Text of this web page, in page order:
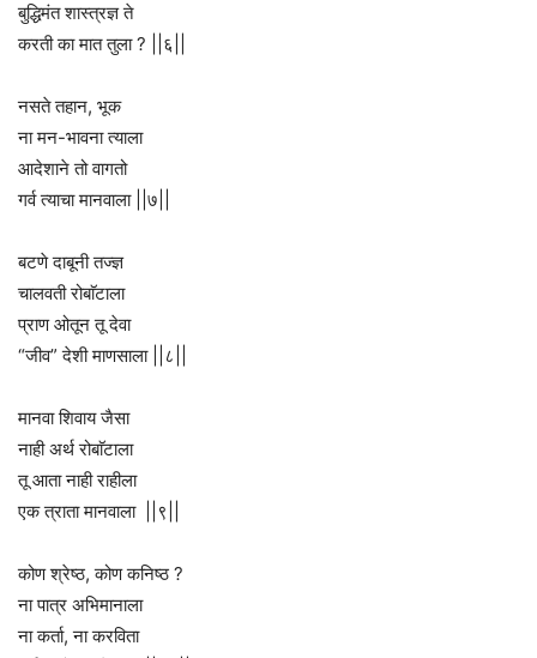
बुद्धिमंत शास्त्रज्ञ ते
करती का मात तुला ? ||६||
नसते तहान, भूक
ना मन-भावना त्याला
आदेशाने तो वागतो
गर्व त्याचा मानवाला ||७||
बटणे दाबूनी तज्ज्ञ
चालवती रोबाॅटाला
प्राण ओतून तू देवा
“जीव” देशी माणसाला ||८||
मानवा शिवाय जैसा
नाही अर्थ रोबाॅटाला
तू आता नाही राहीला
एक त्राता मानवाला ||९||
कोण श्रेष्ठ, कोण कनिष्ठ ?
ना पात्र अभिमानाला
ना कर्ता, ना करविता